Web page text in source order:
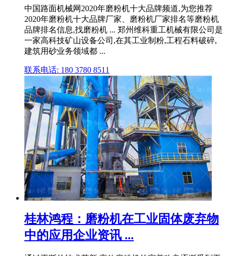
中国路面机械网2020年磨粉机十大品牌频道,为您推荐
2020年磨粉机十大品牌厂家、磨粉机厂家排名等磨粉机
品牌排名信息,找磨粉机 ... 郑州维科重工机械有限公司是
一家高科技矿山设备公司,在其工业制粉,工程石料破碎,
建筑用砂业务领域都 ...
联系电话: 180 3780 8511
桂林鸿程：磨粉机在工业固体废弃物
中的应用企业资讯 ...